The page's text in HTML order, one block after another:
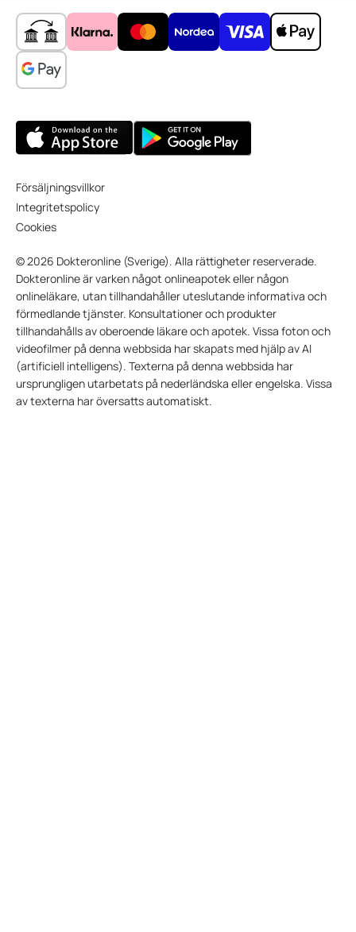
Försäljningsvillkor
Integritetspolicy
Cookies
© 2026 Dokteronline (Sverige). Alla rättigheter reserverade.
Dokteronline är varken något onlineapotek eller någon
onlineläkare, utan tillhandahåller uteslutande informativa och
förmedlande tjänster. Konsultationer och produkter
tillhandahålls av oberoende läkare och apotek. Vissa foton och
videofilmer på denna webbsida har skapats med hjälp av AI
(artificiell intelligens). Texterna på denna webbsida har
ursprungligen utarbetats på nederländska eller engelska. Vissa
av texterna har översatts automatiskt.